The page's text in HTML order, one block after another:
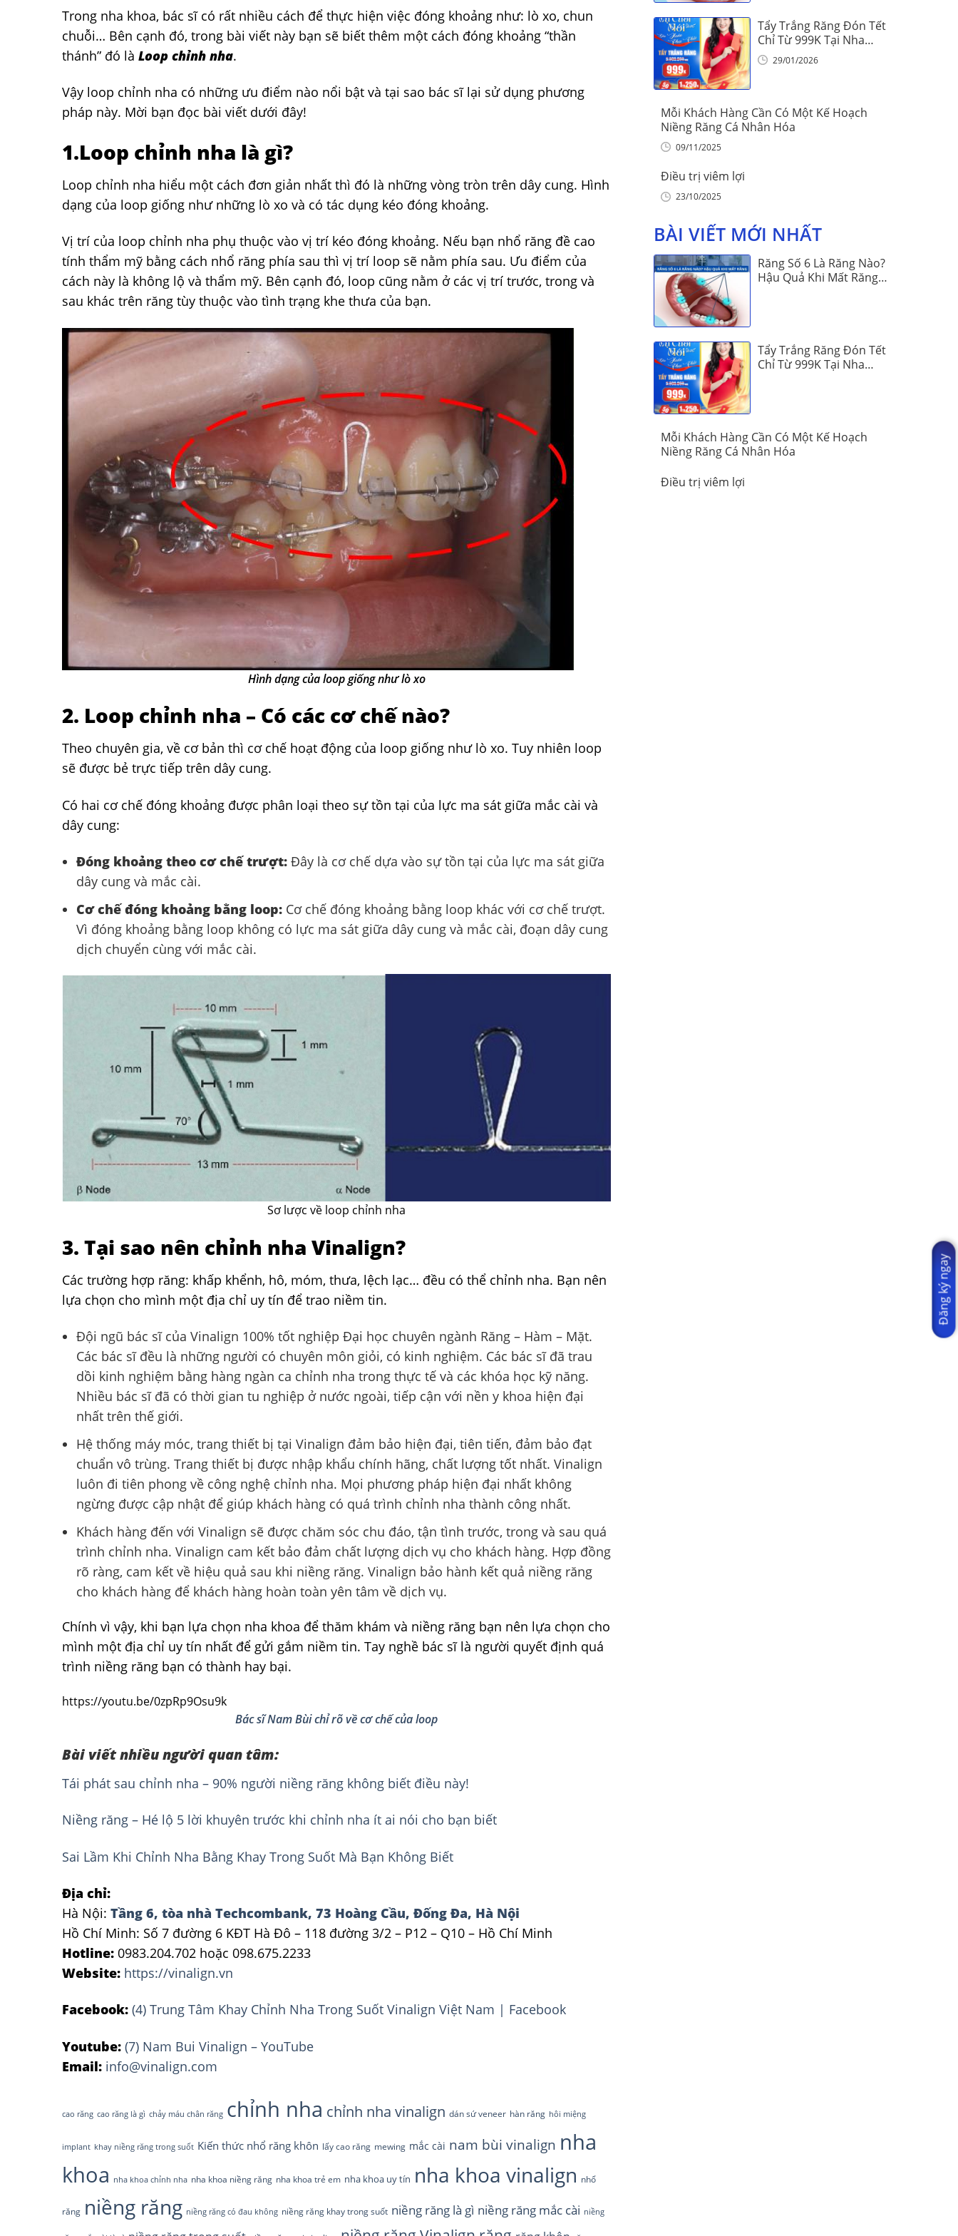
Trong nha khoa, bác sĩ có rất nhiều cách để thực hiện việc đóng khoảng như: lò xo, chun
chuỗi… Bên cạnh đó, trong bài viết này bạn sẽ biết thêm một cách đóng khoảng “thần
thánh” đó là Loop chỉnh nha.
Vậy loop chỉnh nha có những ưu điểm nào nổi bật và tại sao bác sĩ lại sử dụng phương
pháp này. Mời bạn đọc bài viết dưới đây!
1.Loop chỉnh nha là gì?
Loop chỉnh nha hiểu một cách đơn giản nhất thì đó là những vòng tròn trên dây cung. Hình
dạng của loop giống như những lò xo và có tác dụng kéo đóng khoảng.
Vị trí của loop chỉnh nha phụ thuộc vào vị trí kéo đóng khoảng. Nếu bạn nhổ răng đề cao
tính thẩm mỹ bằng cách nhổ răng phía sau thì vị trí loop sẽ nằm phía sau. Ưu điểm của
cách này là không lộ và thẩm mỹ. Bên cạnh đó, loop cũng nằm ở các vị trí trước, trong và
sau khác trên răng tùy thuộc vào tình trạng khe thưa của bạn.
Hình dạng của loop giống như lò xo
2. Loop chỉnh nha – Có các cơ chế nào?
Theo chuyên gia, về cơ bản thì cơ chế hoạt động của loop giống như lò xo. Tuy nhiên loop
sẽ được bẻ trực tiếp trên dây cung.
Có hai cơ chế đóng khoảng được phân loại theo sự tồn tại của lực ma sát giữa mắc cài và
dây cung:
Đóng khoảng theo cơ chế trượt: Đây là cơ chế dựa vào sự tồn tại của lực ma sát giữa
dây cung và mắc cài.
Cơ chế đóng khoảng bằng loop: Cơ chế đóng khoảng bằng loop khác với cơ chế trượt.
Vì đóng khoảng bằng loop không có lực ma sát giữa dây cung và mắc cài, đoạn dây cung
dịch chuyển cùng với mắc cài.
Sơ lược về loop chỉnh nha
3. Tại sao nên chỉnh nha Vinalign?
Các trường hợp răng: khấp khểnh, hô, móm, thưa, lệch lạc… đều có thể chỉnh nha. Bạn nên
lựa chọn cho mình một địa chỉ uy tín để trao niềm tin.
Đội ngũ bác sĩ của Vinalign 100% tốt nghiệp Đại học chuyên ngành Răng – Hàm – Mặt.
Các bác sĩ đều là những người có chuyên môn giỏi, có kinh nghiệm. Các bác sĩ đã trau
dồi kinh nghiệm bằng hàng ngàn ca chỉnh nha trong thực tế và các khóa học kỹ năng.
Nhiều bác sĩ đã có thời gian tu nghiệp ở nước ngoài, tiếp cận với nền y khoa hiện đại
nhất trên thế giới.
Hệ thống máy móc, trang thiết bị tại Vinalign đảm bảo hiện đại, tiên tiến, đảm bảo đạt
chuẩn vô trùng. Trang thiết bị được nhập khẩu chính hãng, chất lượng tốt nhất. Vinalign
luôn đi tiên phong về công nghệ chỉnh nha. Mọi phương pháp hiện đại nhất không
ngừng được cập nhật để giúp khách hàng có quá trình chỉnh nha thành công nhất.
Khách hàng đến với Vinalign sẽ được chăm sóc chu đáo, tận tình trước, trong và sau quá
trình chỉnh nha. Vinalign cam kết bảo đảm chất lượng dịch vụ cho khách hàng. Hợp đồng
rõ ràng, cam kết về hiệu quả sau khi niềng răng. Vinalign bảo hành kết quả niềng răng
cho khách hàng để khách hàng hoàn toàn yên tâm về dịch vụ.
Chính vì vậy, khi bạn lựa chọn nha khoa để thăm khám và niềng răng bạn nên lựa chọn cho
mình một địa chỉ uy tín nhất để gửi gắm niềm tin. Tay nghề bác sĩ là người quyết định quá
trình niềng răng bạn có thành hay bại.
https://youtu.be/0zpRp9Osu9k
Bác sĩ Nam Bùi chỉ rõ về cơ chế của loop
Bài viết nhiều người quan tâm:
Tái phát sau chỉnh nha – 90% người niềng răng không biết điều này!
Niềng răng – Hé lộ 5 lời khuyên trước khi chỉnh nha ít ai nói cho bạn biết
Sai Lầm Khi Chỉnh Nha Bằng Khay Trong Suốt Mà Bạn Không Biết
Địa chỉ:
Hà Nội: Tầng 6, tòa nhà Techcombank, 73 Hoàng Cầu, Đống Đa, Hà Nội
Hồ Chí Minh: Số 7 đường 6 KĐT Hà Đô – 118 đường 3/2 – P12 – Q10 – Hồ Chí Minh
Hotline: 0983.204.702 hoặc 098.675.2233
Website: https://vinalign.vn
Facebook: (4) Trung Tâm Khay Chỉnh Nha Trong Suốt Vinalign Việt Nam | Facebook
Youtube: (7) Nam Bui Vinalign – YouTube
Email: info@vinalign.com
cao răng cao răng là gì chảy máu chân răng chỉnh nha chỉnh nha vinalign dán sứ veneer hàn răng hôi miệng
implant khay niềng răng trong suốt Kiến thức nhổ răng khôn lấy cao răng mewing mắc cài nam bùi vinalign nha
khoa nha khoa chỉnh nha nha khoa niềng răng nha khoa trẻ em nha khoa uy tín nha khoa vinalign nhổ
răng niềng răng niềng răng có đau không niềng răng khay trong suốt niềng răng là gì niềng răng mắc cài niềng
Tẩy Trắng Răng Đón Tết
Chỉ Từ 999K Tại Nha
Khoa Vinalign
29/01/2026
Mỗi Khách Hàng Cần Có Một Kế Hoạch
Niềng Răng Cá Nhân Hóa
09/11/2025
Điều trị viêm lợi
23/10/2025
BÀI VIẾT MỚI NHẤT
Răng Số 6 Là Răng Nào?
Hậu Quả Khi Mất Răng
Tẩy Trắng Răng Đón Tết
Chỉ Từ 999K Tại Nha
Mỗi Khách Hàng Cần Có Một Kế Hoạch
Niềng Răng Cá Nhân Hóa
Điều trị viêm lợi
Đăng ký ngay